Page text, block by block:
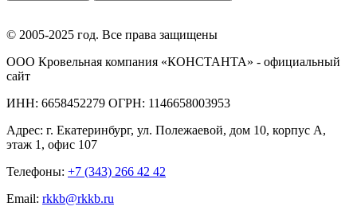
© 2005-2025 год. Все права защищены
ООО Кровельная компания «КОНСТАНТА» - официальный
сайт
ИНН: 6658452279 ОГРН: 1146658003953
Адрес: г. Екатеринбург, ул. Полежаевой, дом 10, корпус А,
этаж 1, офис 107
Телефоны: +7 (343) 266 42 42
Email: rkkb@rkkb.ru